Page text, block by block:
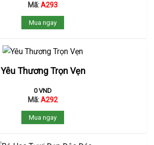
Mã:A293
Mua ngay
Yêu Thương Trọn Vẹn
0VND
Mã:A292
Mua ngay